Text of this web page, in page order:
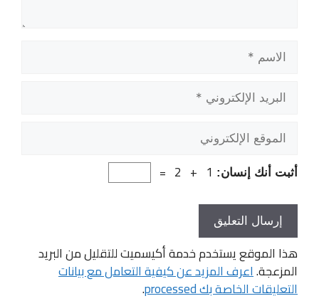
الاسم
البريد
الإلكتروني
الموقع
الإلكتروني
أثبت أنك إنسان: 1 + 2 =
هذا الموقع يستخدم خدمة أكيسميت للتقليل من البريد
المزعجة.اعرف المزيد عن كيفية التعامل مع بيانات
التعليقات الخاصة بك processed .